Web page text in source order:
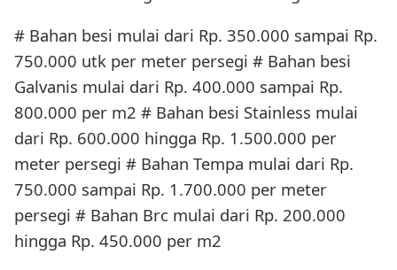
# Bahan besi mulai dari Rp. 350.000 sampai Rp.
750.000 utk per meter persegi # Bahan besi
Galvanis mulai dari Rp. 400.000 sampai Rp.
800.000 per m2 # Bahan besi Stainless mulai
dari Rp. 600.000 hingga Rp. 1.500.000 per
meter persegi # Bahan Tempa mulai dari Rp.
750.000 sampai Rp. 1.700.000 per meter
persegi # Bahan Brc mulai dari Rp. 200.000
hingga Rp. 450.000 per m2